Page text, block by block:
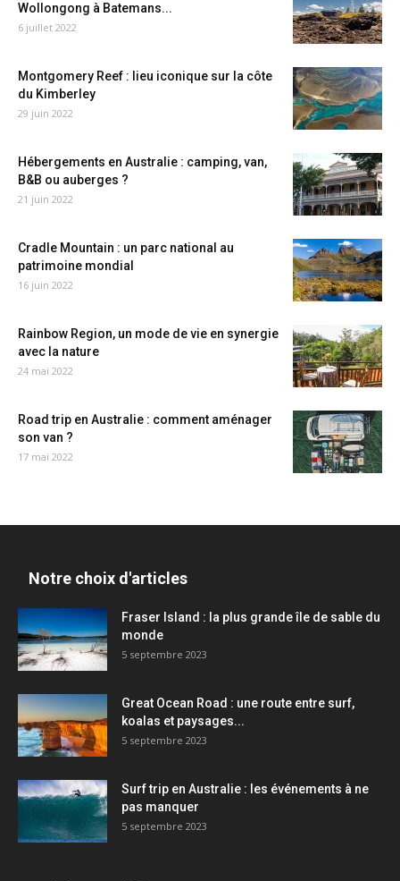
Wollongong à Batemans...
6 juillet 2022
Montgomery Reef : lieu iconique sur la côte
du Kimberley
29 juin 2022
Hébergements en Australie : camping, van,
B&B ou auberges ?
21 juin 2022
Cradle Mountain : un parc national au
patrimoine mondial
16 juin 2022
Rainbow Region, un mode de vie en synergie
avec la nature
24 mai 2022
Road trip en Australie : comment aménager
son van ?
17 mai 2022
Notre choix d'articles
Fraser Island : la plus grande île de sable du
monde
5 septembre 2023
Great Ocean Road : une route entre surf,
koalas et paysages...
5 septembre 2023
Surf trip en Australie : les événements à ne
pas manquer
5 septembre 2023